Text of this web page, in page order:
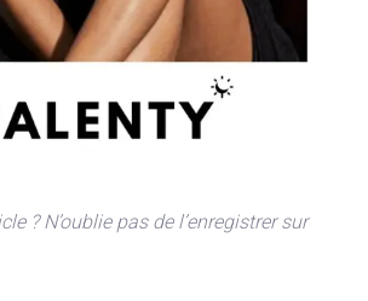
? N’oublie pas de l’enregistrer sur